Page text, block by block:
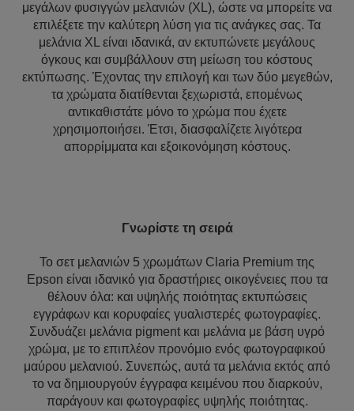
μεγάλων φυσιγγών μελανιών (XL), ώστε να μπορείτε να
επιλέξετε την καλύτερη λύση για τις ανάγκες σας. Τα
μελάνια XL είναι ιδανικά, αν εκτυπώνετε μεγάλους
όγκους και συμβάλλουν στη μείωση του κόστους
εκτύπωσης. Έχοντας την επιλογή και των δύο μεγεθών,
τα χρώματα διατίθενται ξεχωριστά, επομένως
αντικαθιστάτε μόνο το χρώμα που έχετε
χρησιμοποιήσει. Έτσι, διασφαλίζετε λιγότερα
απορρίμματα και εξοικονόμηση κόστους.
Γνωρίστε τη σειρά
Το σετ μελανιών 5 χρωμάτων Claria Premium της
Epson είναι ιδανικό για δραστήριες οικογένειες που τα
θέλουν όλα: και υψηλής ποιότητας εκτυπώσεις
εγγράφων και κορυφαίες γυαλιστερές φωτογραφίες.
Συνδυάζει μελάνια pigment και μελάνια με βάση υγρό
χρώμα, με το επιπλέον προνόμιο ενός φωτογραφικού
μαύρου μελανιού. Συνεπώς, αυτά τα μελάνια εκτός από
το να δημιουργούν έγγραφα κειμένου που διαρκούν,
παράγουν και φωτογραφίες υψηλής ποιότητας.